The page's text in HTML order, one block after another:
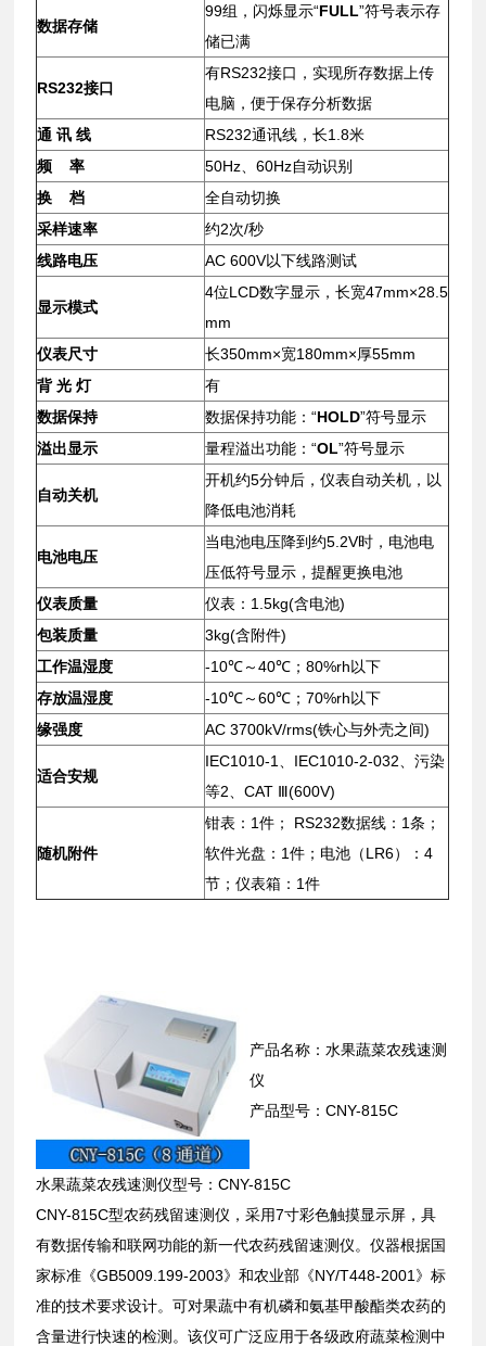
数据存储
99组，闪烁显示“FULL”符号表示存
储已满
RS232接口
有RS232接口，实现所存数据上传
电脑，便于保存分析数据
通 讯 线
RS232通讯线，长1.8米
频 率
50Hz、60Hz自动识别
换 档
全自动切换
采样速率
约2次/秒
线路电压
AC 600V以下线路测试
显示模式
4位LCD数字显示，长宽47mm×28.5
mm
仪表尺寸
长350mm×宽180mm×厚55mm
背 光 灯
有
数据保持
数据保持功能：“HOLD”符号显示
溢出显示
量程溢出功能：“OL”符号显示
自动关机
开机约5分钟后，仪表自动关机，以
降低电池消耗
电池电压
当电池电压降到约5.2V时，电池电
压低符号显示，提醒更换电池
仪表质量
仪表：1.5kg(含电池)
包装质量
3kg(含附件)
工作温湿度
-10℃～40℃；80%rh以下
存放温湿度
-10℃～60℃；70%rh以下
缘强度
AC 3700kV/rms(铁心与外壳之间)
适合安规
IEC1010-1、IEC1010-2-032、污染
等2、CAT Ⅲ(600V)
随机附件
钳表：1件； RS232数据线：1条；
软件光盘：1件；电池（LR6）：4
节；仪表箱：1件
产品名称：水果蔬菜农残速测
仪
产品型号：CNY-815C
水果蔬菜农残速测仪型号：CNY-815C
CNY-815C型农药残留速测仪，采用7寸彩色触摸显示屏，具
有数据传输和联网功能的新一代农药残留速测仪。仪器根据国
家标准《GB5009.199-2003》和农业部《NY/T448-2001》标
准的技术要求设计。可对果蔬中有机磷和氨基甲酸酯类农药的
含量进行快速的检测。该仪可广泛应用于各级政府蔬菜检测中